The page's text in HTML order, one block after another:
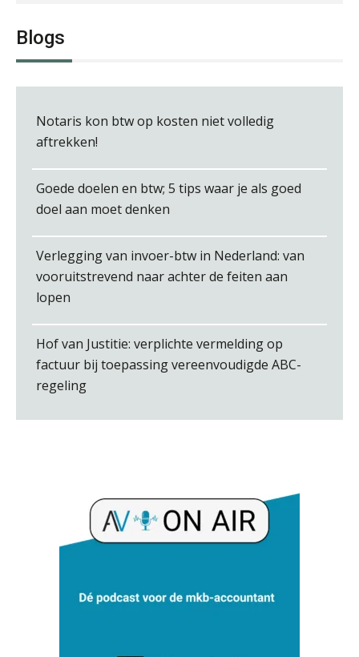
Joost Diks
Blogs
Notaris kon btw op kosten niet volledig
aftrekken!
Goede doelen en btw; 5 tips waar je als goed
doel aan moet denken
Verlegging van invoer-btw in Nederland: van
vooruitstrevend naar achter de feiten aan
lopen
Hof van Justitie: verplichte vermelding op
factuur bij toepassing vereenvoudigde ABC-
regeling